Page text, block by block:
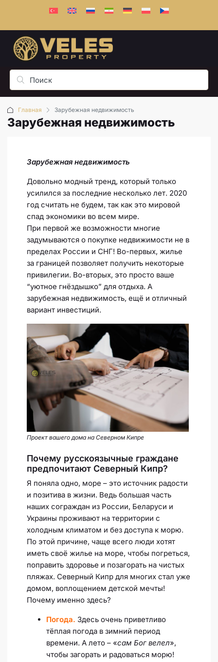
Главная Зарубежная недвижимость
Зарубежная недвижимость
Зарубежная недвижимость
Довольно модный тренд, который только
усилился за последние несколько лет. 2020
год считать не будем, так как это мировой
спад экономики во всем мире.
При первой же возможности многие
задумываются о покупке недвижимости не в
пределах России и СНГ! Во-первых, жилье
за границей позволяет получить некоторые
привилегии. Во-вторых, это просто ваше
“уютное гнёздышко” для отдыха. А
зарубежная недвижимость, ещё и отличный
вариант инвестиций.
Проект вашего дома на Северном Кипре
Почему русскоязычные граждане
предпочитают Северный Кипр?
Я поняла одно, море – это источник радости
и позитива в жизни. Ведь большая часть
наших сограждан из России, Беларуси и
Украины проживают на территории с
холодным климатом и без доступа к морю.
По этой причине, чаще всего люди хотят
иметь своё жилье на море, чтобы погреться,
поправить здоровье и позагорать на чистых
пляжах. Северный Кипр для многих стал уже
домом, воплощением детской мечты!
Почему именно здесь?
Погода. Здесь очень приветливо
тёплая погода в зимний период
времени. А лето – «сам Бог велел»,
чтобы загорать и радоваться морю!